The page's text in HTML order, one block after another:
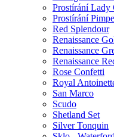
Prostírání Lady
Prostírání
Red Splendour
Renaissance
Renaissance
Renaissance
Rose Confetti
Royal
San Marco
Scudo
Shetland Set
Silver Tonquin